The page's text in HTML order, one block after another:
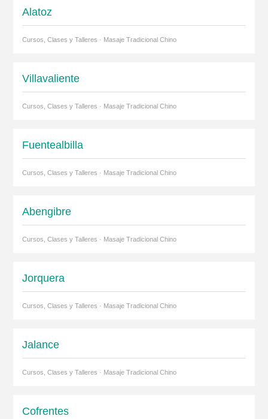
Alatoz
Cursos, Clases y Talleres · Masaje Tradicional Chino
Villavaliente
Cursos, Clases y Talleres · Masaje Tradicional Chino
Fuentealbilla
Cursos, Clases y Talleres · Masaje Tradicional Chino
Abengibre
Cursos, Clases y Talleres · Masaje Tradicional Chino
Jorquera
Cursos, Clases y Talleres · Masaje Tradicional Chino
Jalance
Cursos, Clases y Talleres · Masaje Tradicional Chino
Cofrentes